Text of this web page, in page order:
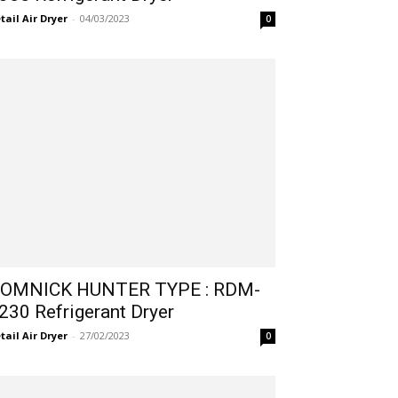
Air Dryer - 04/03/2023 0
HUNTER TYPE : RDM-
Refrigerant Dryer
Air Dryer - 27/02/2023 0